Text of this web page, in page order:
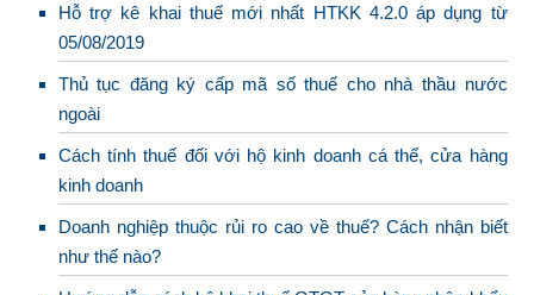
Hỗ trợ kê khai thuế mới nhất HTKK 4.2.0 áp dụng từ
05/08/2019
Thủ tục đăng ký cấp mã số thuế cho nhà thầu nước
ngoài
Cách tính thuế đối với hộ kinh doanh cá thể, cửa hàng
kinh doanh
Doanh nghiệp thuộc rủi ro cao về thuế? Cách nhận biết
như thế nào?